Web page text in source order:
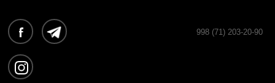
998 (71) 203-20-90